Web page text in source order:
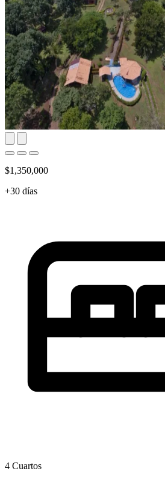
$1,350,000
+30 días
4 Cuartos